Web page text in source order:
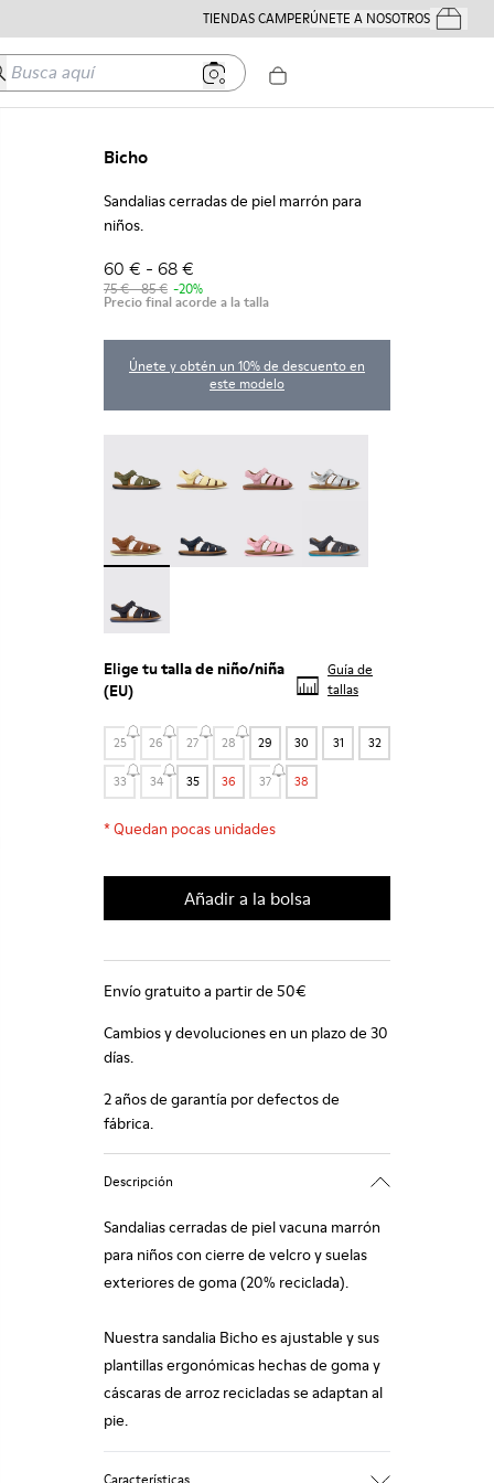
TIENDAS CAMPERÚNETE A NOSOTROSTus
aquí
Bicho
Sandalias cerradas de piel marrón para
niños.
60 € - 68 €
75 € - 85 € -20%
Precio final acorde a la talla
Únete y obtén un 10% de descuento en
este modelo
Elige tutalla de niño/niña
(EU)
Guía de
tallas
25 26 27 28 29 30 31 32
33 34 35 36 37 38
*Quedan pocas unidades
Añadir a la bolsa
Envío gratuito a partir de 50€
Cambios y devoluciones en un plazo de 30
días.
2 años de garantía por defectos de
fábrica.
Descripción
Sandalias cerradas de piel vacuna marrón
para niños con cierre de velcro y suelas
exteriores de goma (20% reciclada).
Nuestra sandalia Bicho es ajustable y sus
plantillas ergonómicas hechas de goma y
cáscaras de arroz recicladas se adaptan al
pie.
Características